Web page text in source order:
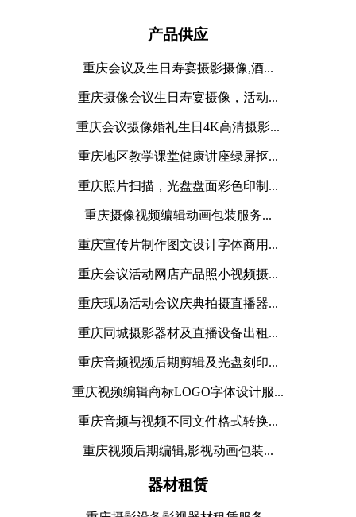
产品供应
重庆会议及生日寿宴摄影摄像,酒...
重庆摄像会议生日寿宴摄像，活动...
重庆会议摄像婚礼生日4K高清摄影...
重庆地区教学课堂健康讲座绿屏抠...
重庆照片扫描，光盘盘面彩色印制...
重庆摄像视频编辑动画包装服务...
重庆宣传片制作图文设计字体商用...
重庆会议活动网店产品照小视频摄...
重庆现场活动会议庆典拍摄直播器...
重庆同城摄影器材及直播设备出租...
重庆音频视频后期剪辑及光盘刻印...
重庆视频编辑商标LOGO字体设计服...
重庆音频与视频不同文件格式转换...
重庆视频后期编辑,影视动画包装...
器材租赁